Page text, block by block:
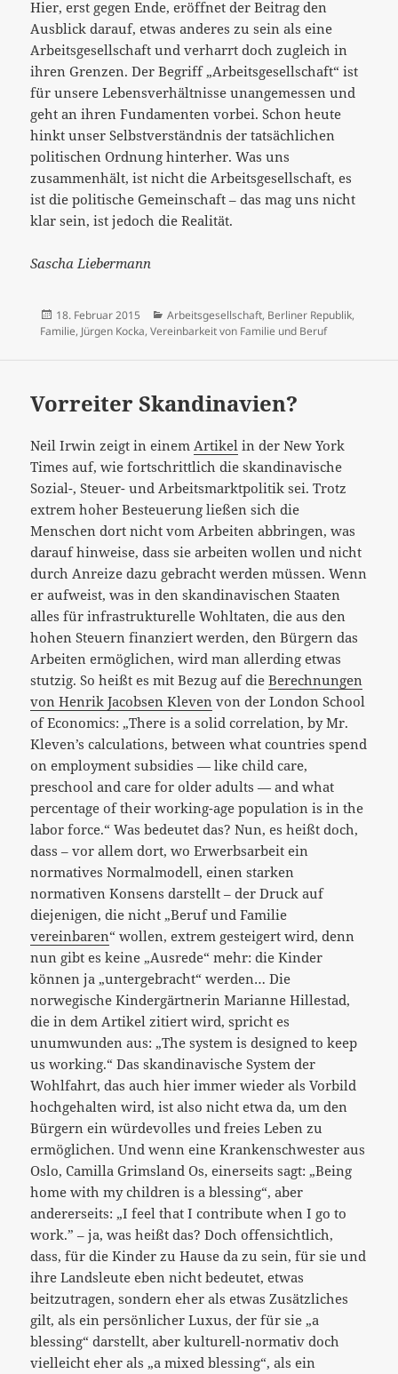
Hier, erst gegen Ende, eröffnet der Beitrag den
Ausblick darauf, etwas anderes zu sein als eine
Arbeitsgesellschaft und verharrt doch zugleich in
ihren Grenzen. Der Begriff „Arbeitsgesellschaft“ ist
für unsere Lebensverhältnisse unangemessen und
geht an ihren Fundamenten vorbei. Schon heute
hinkt unser Selbstverständnis der tatsächlichen
politischen Ordnung hinterher. Was uns
zusammenhält, ist nicht die Arbeitsgesellschaft, es
ist die politische Gemeinschaft – das mag uns nicht
klar sein, ist jedoch die Realität.
Sascha Liebermann
Veröffentlicht
am
18. Februar 2015 Kategorien
Arbeitsgesellschaft, Berliner Republik,
Familie, Jürgen Kocka, Vereinbarkeit von Familie und Beruf
Vorreiter Skandinavien?
Neil Irwin zeigt in einemArtikel in der New York
Times auf, wie fortschrittlich die skandinavische
Sozial-, Steuer- und Arbeitsmarktpolitik sei. Trotz
extrem hoher Besteuerung ließen sich die
Menschen dortnicht vom Arbeiten abbringen, was
darauf hinweise, dass sie arbeiten wollen und nicht
durch Anreize dazu gebracht werden müssen. Wenn
er aufweist, was in den skandinavischen Staaten
alles für infrastrukturelle Wohltaten, die aus den
hohen Steuern finanziert werden, den Bürgern das
Arbeiten ermöglichen, wird man allerding etwas
stutzig. So heißt es mit Bezug auf dieBerechnungen
von Henrik Jacobsen Kleven von der London School
of Economics: „There is a solid correlation, by Mr.
Kleven’s calculations, between what countries spend
on employment subsidies — like child care,
preschool and care for older adults — and what
percentage of their working-age population is in the
labor force.“ Was bedeutet das? Nun, es heißt doch,
dass – vor allem dort, wo Erwerbsarbeit ein
normatives Normalmodell, einen starken
normativen Konsens darstellt – der Druck auf
diejenigen, die nicht „Beruf und Familie
vereinbaren“ wollen, extrem gesteigert wird, denn
nun gibt es keine „Ausrede“ mehr: die Kinder
können ja „untergebracht“ werden… Die
norwegische Kindergärtnerin Marianne Hillestad,
die in dem Artikel zitiert wird, spricht es
unumwunden aus: „The system is designed to keep
us working.“ Das skandinavische System der
Wohlfahrt, das auch hier immer wieder als Vorbild
hochgehalten wird, ist also nicht etwa da, um den
Bürgern ein würdevolles und freies Leben zu
ermöglichen. Und wenn eine Krankenschwester aus
Oslo, Camilla Grimsland Os, einerseits sagt: „Being
home with my children is a blessing“, aber
andererseits: „I feel that I contribute when I go to
work.” – ja, was heißt das? Doch offensichtlich,
dass, für die Kinder zu Hause da zu sein, für sie und
ihre Landsleute eben nicht bedeutet, etwas
beitzutragen, sondern eher als etwas Zusätzliches
gilt, als ein persönlicher Luxus, der für sie „a
blessing“ darstellt, aber kulturell-normativ doch
vielleicht eher als „a mixed blessing“, als ein